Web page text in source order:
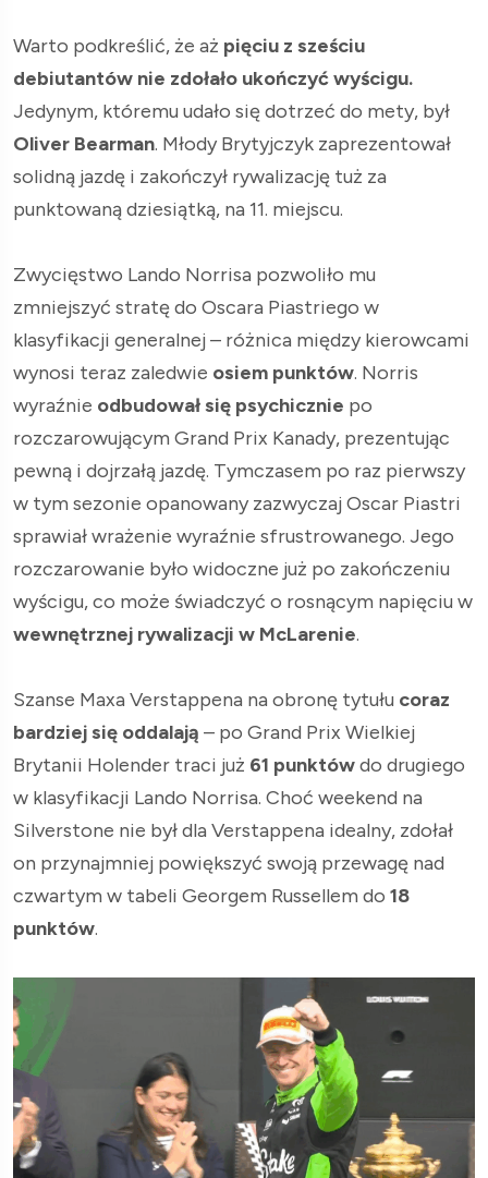
Warto podkreślić, że aż pięciu z sześciu
debiutantów nie zdołało ukończyć wyścigu.
Jedynym, któremu udało się dotrzeć do mety, był
Oliver Bearman. Młody Brytyjczyk zaprezentował
solidną jazdę i zakończył rywalizację tuż za
punktowaną dziesiątką, na 11. miejscu.
Zwycięstwo Lando Norrisa pozwoliło mu
zmniejszyć stratę do Oscara Piastriego w
klasyfikacji generalnej – różnica między kierowcami
wynosi teraz zaledwie osiem punktów. Norris
wyraźnie odbudował się psychicznie po
rozczarowującym Grand Prix Kanady, prezentując
pewną i dojrzałą jazdę. Tymczasem po raz pierwszy
w tym sezonie opanowany zazwyczaj Oscar Piastri
sprawiał wrażenie wyraźnie sfrustrowanego. Jego
rozczarowanie było widoczne już po zakończeniu
wyścigu, co może świadczyć o rosnącym napięciu w
wewnętrznej rywalizacji w McLarenie.
Szanse Maxa Verstappena na obronę tytułu coraz
bardziej się oddalają – po Grand Prix Wielkiej
Brytanii Holender traci już 61 punktówdo drugiego
w klasyfikacji Lando Norrisa. Choć weekend na
Silverstone nie był dla Verstappena idealny, zdołał
on przynajmniej powiększyć swoją przewagę nad
czwartym w tabeli Georgem Russellem do 18
punktów.